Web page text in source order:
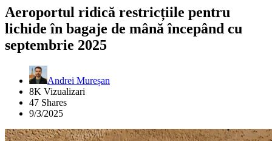
Aeroportul ridică restricțiile pentru
lichide în bagaje de mână începând cu
septembrie 2025
Andrei Mureșan
8K Vizualizari
47 Shares
9/3/2025